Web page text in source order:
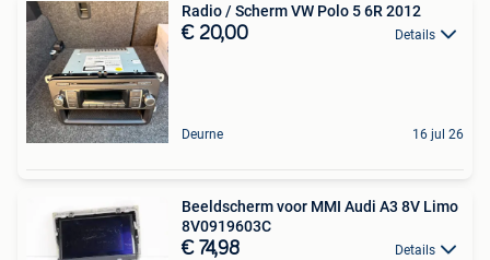
Radio / Scherm VW Polo 5 6R 2012
€ 20,00 Details
Deurne 16 jul 26
Beeldscherm voor MMI Audi A3 8V Limo
8V0919603C
€ 74,98 Details